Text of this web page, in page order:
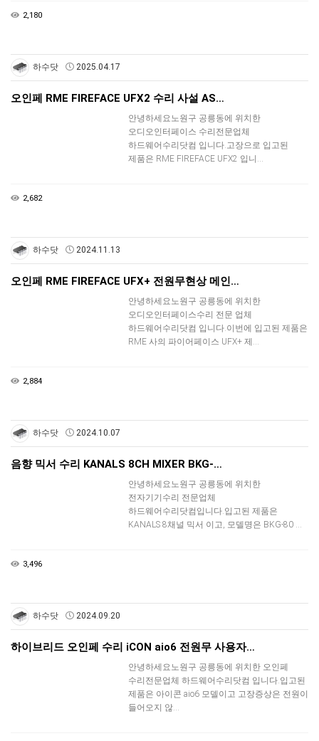
2,180
하수닷 2025.04.17
오인페 RME FIREFACE UFX2 수리 사설 AS…
안녕하세요노원구 공릉동에 위치한
오디오인터페이스 수리전문업체
하드웨어수리닷컴 입니다.고장으로 입고된
제품은 RME FIREFACE UFX2 입니…
2,682
하수닷 2024.11.13
오인페 RME FIREFACE UFX+ 전원무현상 메인…
안녕하세요노원구 공릉동에 위치한
오디오인터페이스수리 전문 업체
하드웨어수리닷컴 입니다.이번에 입고된 제품은
RME 사의 파이어페이스 UFX+ 제…
2,884
하수닷 2024.10.07
음향 믹서 수리 KANALS 8CH MIXER BKG-…
안녕하세요노원구 공릉동에 위치한
전자기기수리 전문업체
하드웨어수리닷컴입니다.입고된 제품은
KANALS 8채널 믹서 이고, 모델명은 BKG-80 …
3,496
하수닷 2024.09.20
하이브리드 오인페 수리 iCON aio6 전원무 사용자…
안녕하세요노원구 공릉동에 위치한 오인페
수리전문업체 하드웨어수리닷컴 입니다.입고된
제품은 아이콘 aio6 모델이고 고장증상은 전원이
들어오지 않…